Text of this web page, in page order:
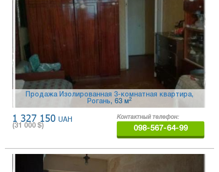
Продажа Изолированная 3-комнатная квартира,
Рогань, 63 м 2
1 327 150 UAH
(31 000 $)
Контактный телефон:
098-567-64-99